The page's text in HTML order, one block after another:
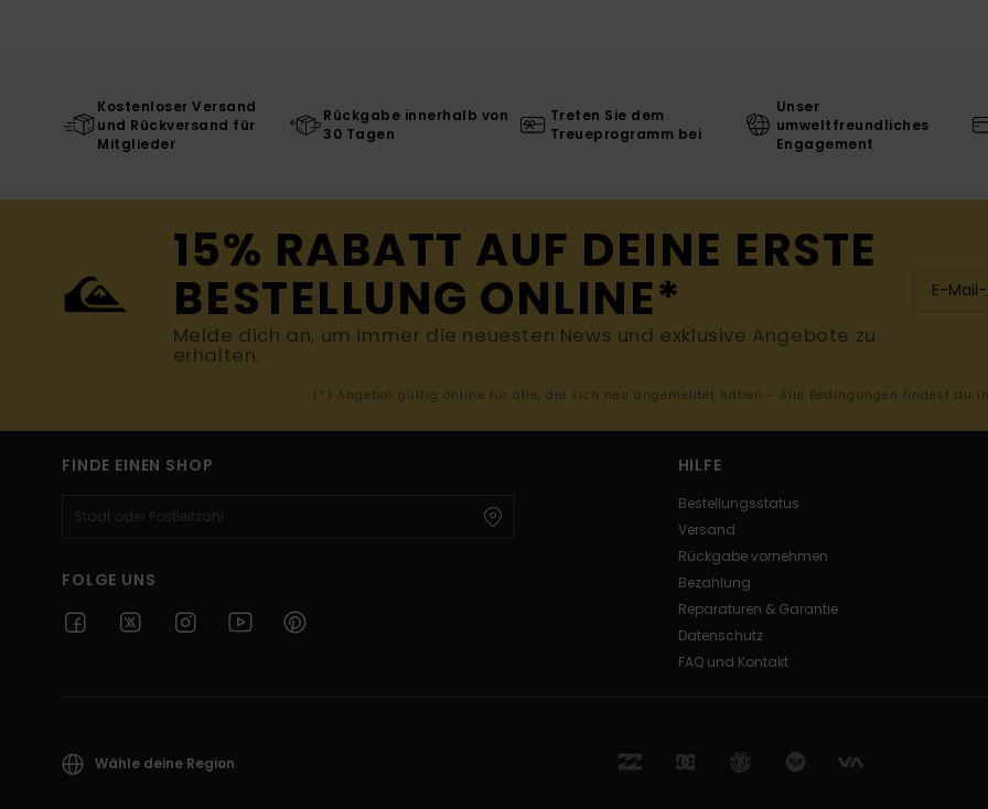
Kostenloser Versand
und Rückversand für
Mitglieder
Rückgabe innerhalb von
30 Tagen
Treten Sie dem
Treueprogramm bei
Unser
umweltfreundliches
Engagement
15% RABATT AUF DEINE ERSTE
BESTELLUNG ONLINE*
Melde dich an, um immer die neuesten News und exklusive Angebote zu
erhalten.
(*) Angebot gültig online für alle, die sich neu angemeldet haben - Alle Bedingungen findest du
FINDE EINEN SHOP
FOLGE UNS
HILFE
Bestellungsstatus
Versand
Rückgabe vornehmen
Bezahlung
Reparaturen & Garantie
Datenschutz
FAQ und Kontakt
Wähle deine Region